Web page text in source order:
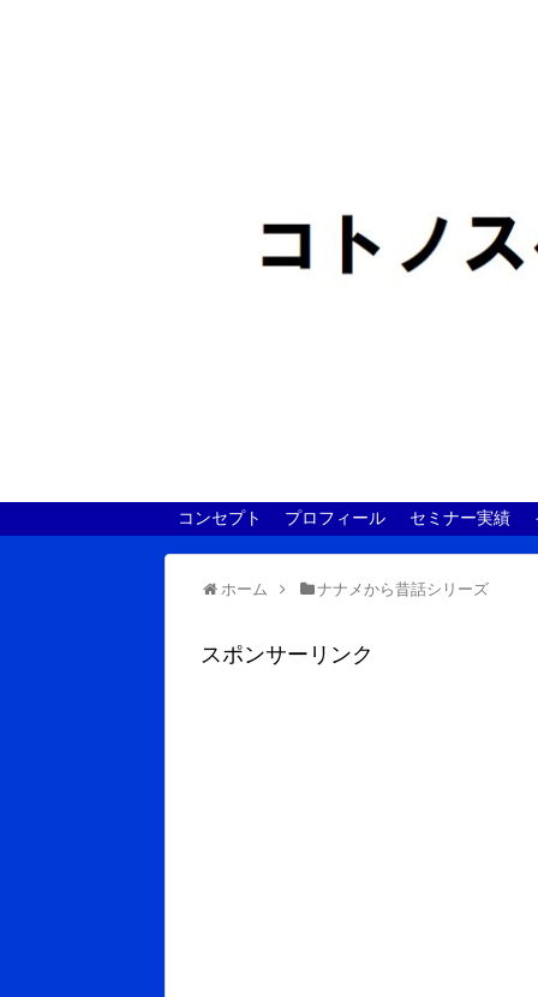
コンセプト プロフィール セミナー実績
ホーム ナナメから昔話シリーズ
スポンサーリンク